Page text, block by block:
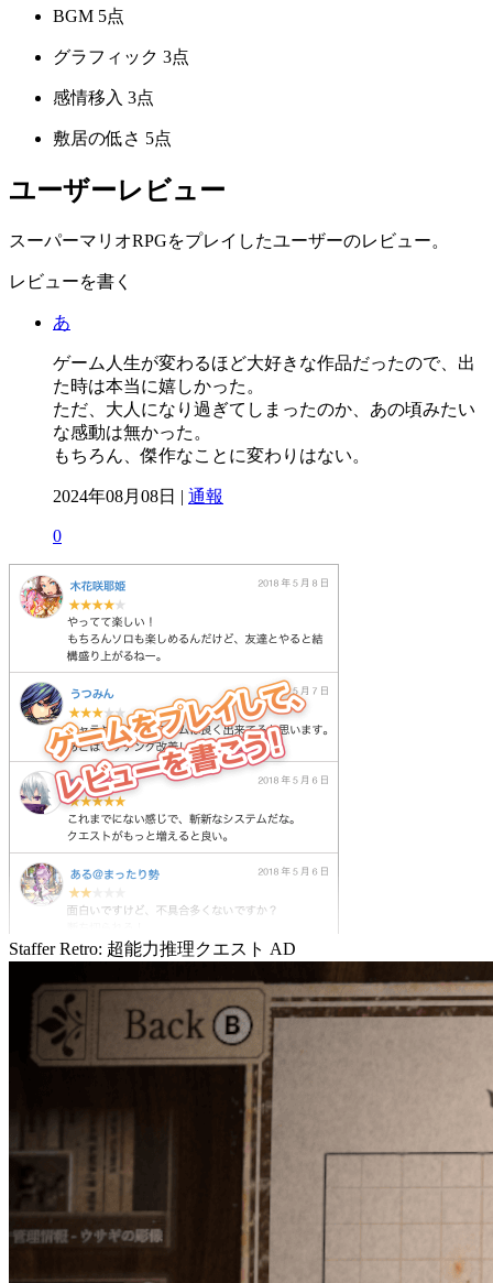
BGM 5点
グラフィック 3点
感情移入 3点
敷居の低さ 5点
ユーザーレビュー
スーパーマリオRPGをプレイしたユーザーのレビュー。
レビューを書く
あ
ゲーム人生が変わるほど大好きな作品だったので、出
た時は本当に嬉しかった。
ただ、大人になり過ぎてしまったのか、あの頃みたい
な感動は無かった。
もちろん、傑作なことに変わりはない。
2024年08月08日 | 通報
0
Staffer Retro: 超能力推理クエスト AD